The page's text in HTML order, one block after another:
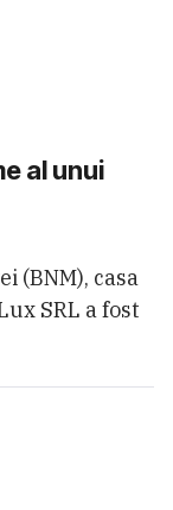
al unui
(BNM), casa
SRL a fost